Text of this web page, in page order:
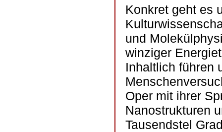
Konkret geht es
und
winziger
Inhaltlich führen
Oper mit ihrer
Nanostrukturen
Tausendstel